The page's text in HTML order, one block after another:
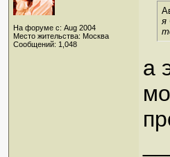
На форуме с: Aug 2004
Место жительства: Москва
Сообщений: 1,048
я
а